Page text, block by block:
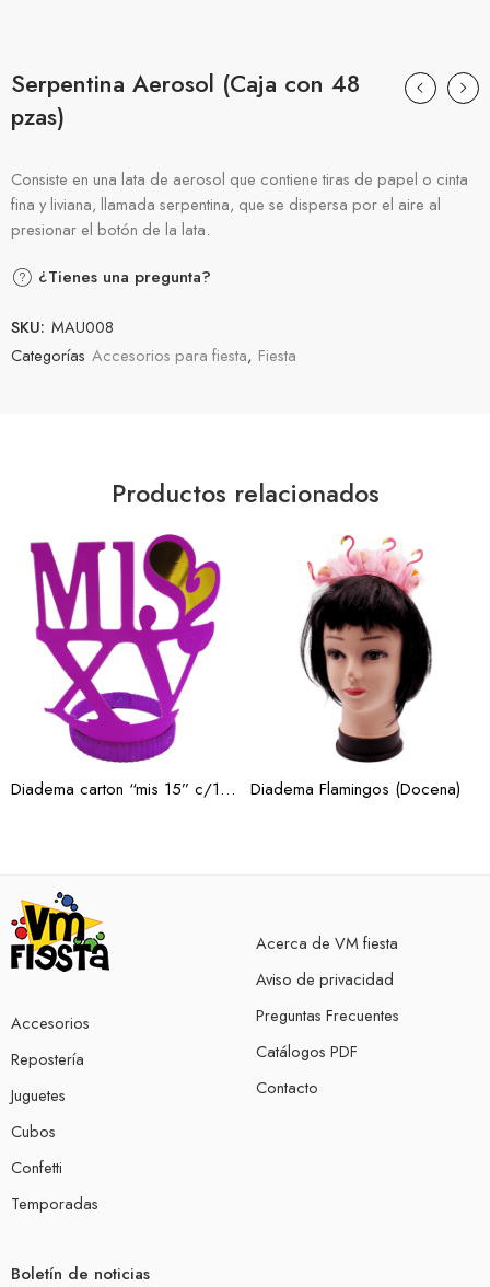
Serpentina Aerosol (Caja con 48
pzas)
Consiste en una lata de aerosol que contiene tiras de papel o cinta
fina y liviana, llamada serpentina, que se dispersa por el aire al
presionar el botón de la lata.
¿Tienes una pregunta?
SKU: MAU008
Categorías Accesorios para fiesta, Fiesta
Productos relacionados
Diadema carton “mis 15” c/12 (Docena) Diadema Flamingos (Docena)
Accesorios
Repostería
Juguetes
Cubos
Confetti
Temporadas
Acerca de VM fiesta
Aviso de privacidad
Preguntas Frecuentes
Catálogos PDF
Contacto
Boletín de noticias